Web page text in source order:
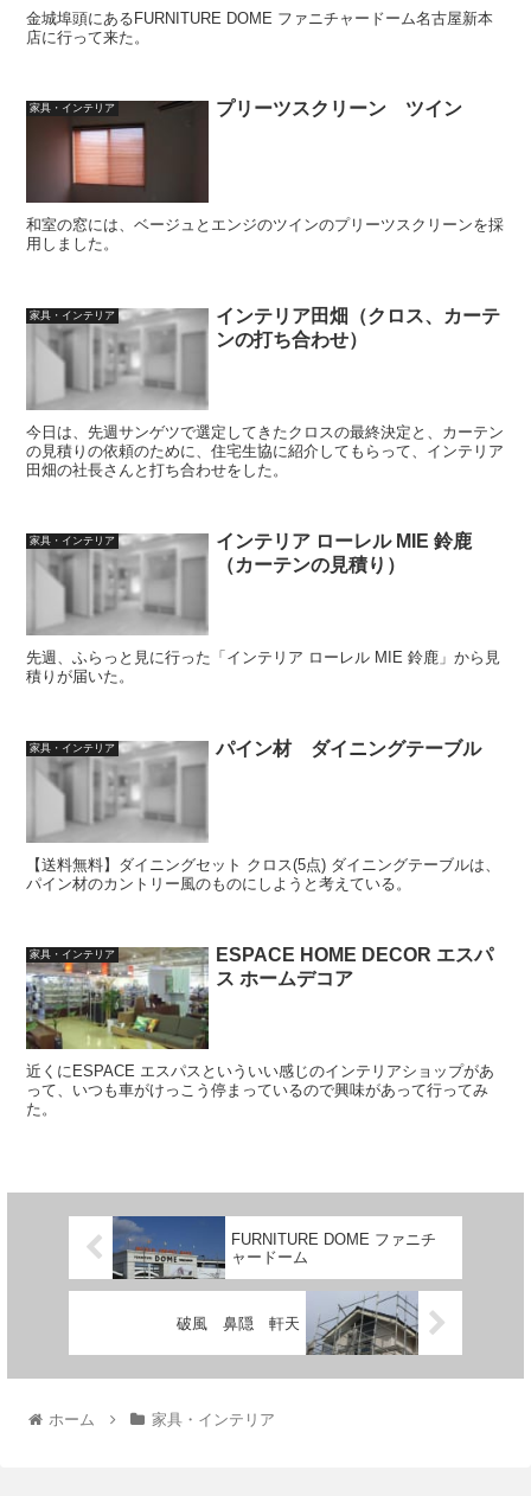
金城埠頭にあるFURNITURE DOME ファニチャードーム名古屋新本
店に行って来た。
家具・インテリア プリーツスクリーン ツイン
和室の窓には、ベージュとエンジのツインのプリーツスクリーンを採
用しました。
家具・インテリア
インテリア田畑（クロス、カーテ
ンの打ち合わせ）
今日は、先週サンゲツで選定してきたクロスの最終決定と、カーテン
の見積りの依頼のために、住宅生協に紹介してもらって、インテリア
田畑の社長さんと打ち合わせをした。
家具・インテリア
インテリア ローレル MIE 鈴鹿
（カーテンの見積り）
先週、ふらっと見に行った「インテリア ローレル MIE 鈴鹿」から見
積りが届いた。
家具・インテリア パイン材 ダイニングテーブル
【送料無料】ダイニングセット クロス(5点) ダイニングテーブルは、
パイン材のカントリー風のものにしようと考えている。
家具・インテリア
ESPACE HOME DECOR エスパ
ス ホームデコア
近くにESPACE エスパスといういい感じのインテリアショップがあ
って、いつも車がけっこう停まっているので興味があって行ってみ
た。
FURNITURE DOME ファニチ
ャードーム
破風 鼻隠 軒天
ホーム 家具・インテリア